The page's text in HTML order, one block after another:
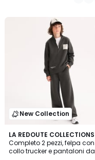
New Collection
LA REDOUTE COLLECTIONS
Completo 2 pezzi, felpa con
collo trucker e pantaloni da
2
Colori